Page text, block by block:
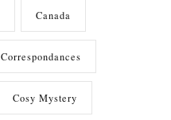
Canada
Correspondances
Cosy Mystery